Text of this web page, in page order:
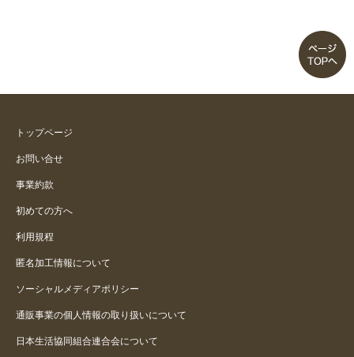
トップページ
お問い合せ
事業約款
初めての方へ
利用規程
匿名加工情報について
ソーシャルメディアポリシー
通販事業の個人情報の取り扱いについて
日本生活協同組合連合会について